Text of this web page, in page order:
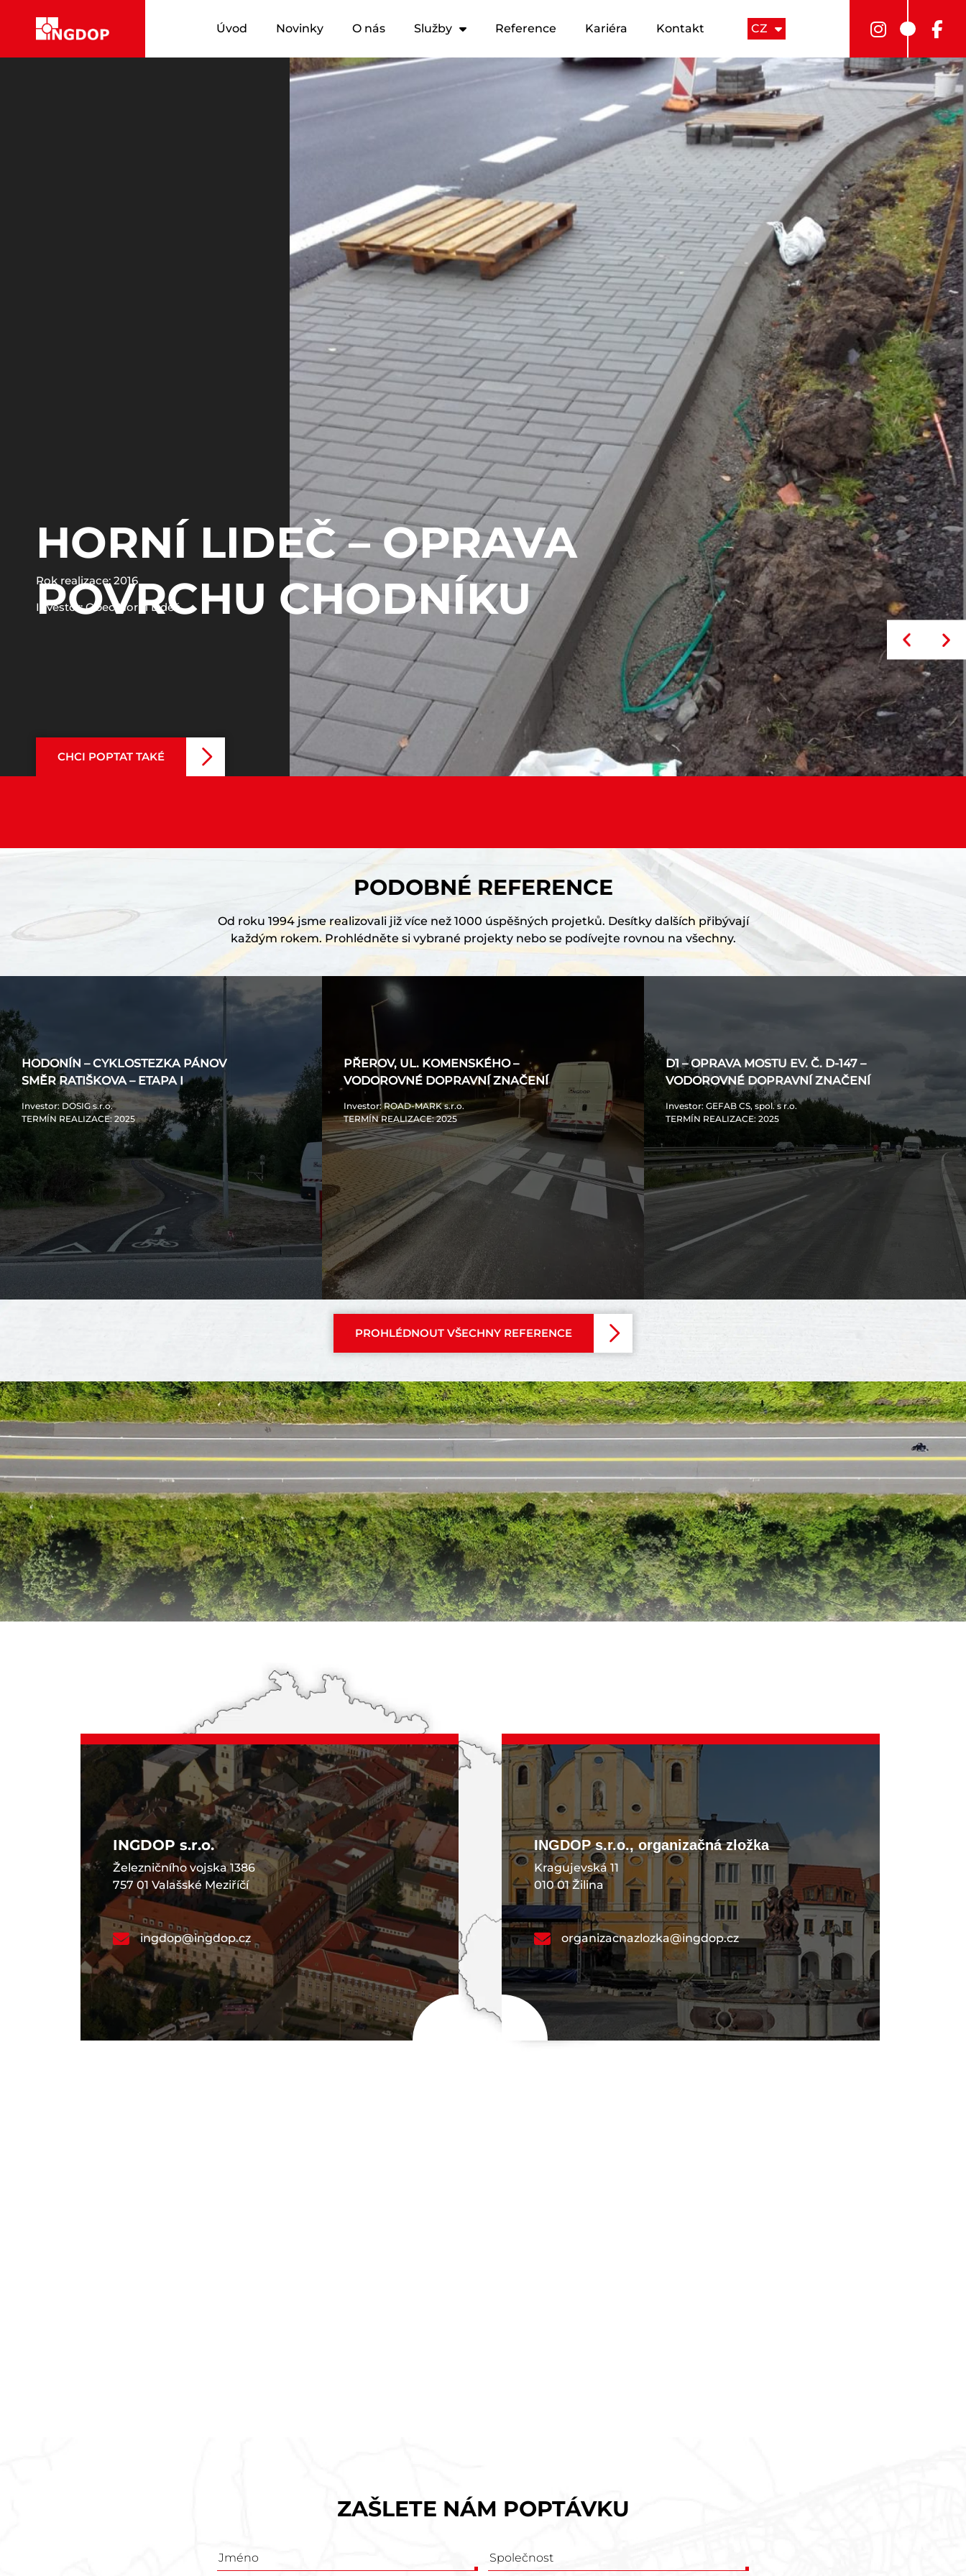
Úvod Novinky O nás Služby Reference Kariéra Kontakt CZ
HORNÍ LIDEČ – OPRAVA
POVRCHU CHODNÍKU
Rok realizace: 2016
Investor: Obec Horní Lideč
CHCI POPTAT TAKÉ
PODOBNÉ REFERENCE
Od roku 1994 jsme realizovali již více než 1000 úspěšných projetků. Desítky dalších přibývají
každým rokem. Prohlédněte si vybrané projekty nebo se podívejte rovnou na všechny.
HODONÍN – CYKLOSTEZKA PÁNOV
SMĚR RATIŠKOVA – ETAPA I
Investor: DOSIG s.r.o.
TERMÍN REALIZACE: 2025
PŘEROV, UL. KOMENSKÉHO –
VODOROVNÉ DOPRAVNÍ ZNAČENÍ
Investor: ROAD-MARK s.r.o.
TERMÍN REALIZACE: 2025
D1 – OPRAVA MOSTU EV. Č. D-147 –
VODOROVNÉ DOPRAVNÍ ZNAČENÍ
Investor: GEFAB CS, spol. s r.o.
TERMÍN REALIZACE: 2025
PROHLÉDNOUT VŠECHNY REFERENCE
INGDOP s.r.o.
Železničního vojska 1386
757 01 Valašské Meziříčí
ingdop@ingdop.cz
INGDOP s.r.o., organizačná zložka
Kragujevská 11
010 01 Žilina
organizacnazlozka@ingdop.cz
ZAŠLETE NÁM POPTÁVKU
Poptávkový